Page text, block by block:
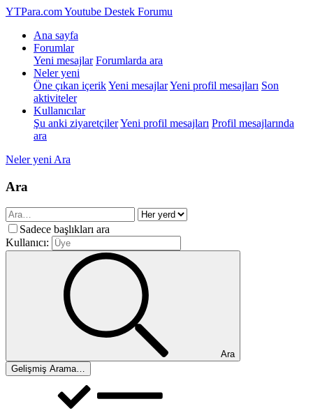
YTPara.comYoutube Destek Forumu
Ana sayfa
Forumlar
Yeni mesajlar Forumlarda ara
Neler yeni
Öne çıkan içerikYeni mesajlarYeni profil mesajları Son
aktiviteler
Kullanıcılar
Şu anki ziyaretçilerYeni profil mesajları Profil mesajlarında
ara
Neler yeni Ara
Ara
Sadece başlıkları ara
Kullanıcı:
Ara
Gelişmiş Arama…